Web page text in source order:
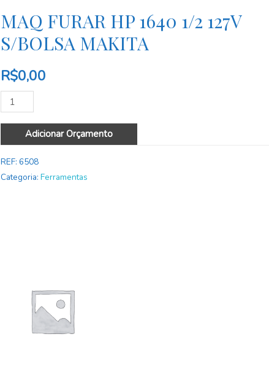
MAQ FURAR HP 1640 1/2 127V
S/BOLSA MAKITA
R$0,00
Quantidade
Adicionar Orçamento
REF: 6508
Categoria: Ferramentas